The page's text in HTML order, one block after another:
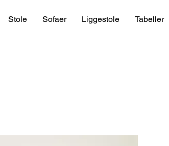
Stole Sofaer Liggestole Tabeller